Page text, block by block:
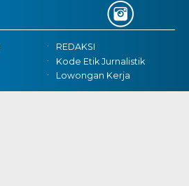
REDAKSI
Kode Etik Jurnalistik
Lowongan Kerja